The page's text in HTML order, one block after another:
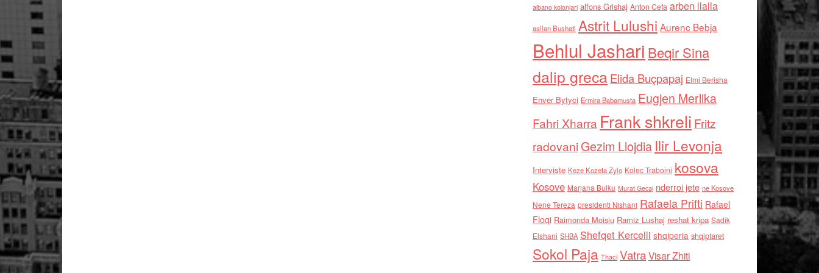
albano kolonjari alfons Grishaj Anton Cefa arben llalla
asllan Bushati Astrit Lulushi Aurenc Bebja
Behlul Jashari Beqir Sina
dalip grecaElida Buçpapaj Elmi Berisha
Enver Bytyci Ermira Babamusta Eugjen Merlika
Fahri Xharra Frank shkreli Fritz
radovaniGezim Llojdia Ilir Levonja
Interviste Keze Kozeta Zylo Kolec Traboini kosova
Kosove Marjana Bulku Murat Gecaj nderroi jete ne Kosove
Nene Tereza presidenti Nishani Rafaela Prifti Rafael
Floqi Raimonda Moisiu Ramiz Lushaj reshat kripa Sadik
Elshani SHBA Shefqet Kercelli shqiperia shqiptaret
Sokol Paja Thaci VatraVisar Zhiti